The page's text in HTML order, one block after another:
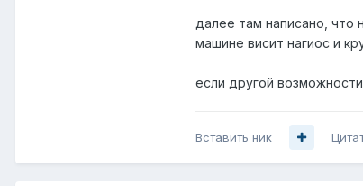
далее там написано, что
машине висит нагиос и
если другой
Вставить ник